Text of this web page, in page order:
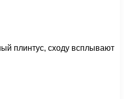
плинтус, сходу всплывают